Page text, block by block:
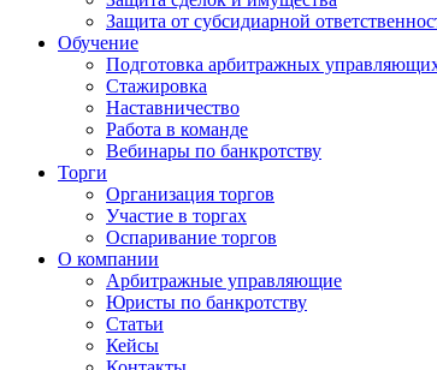
Защита от субсидиарной
Обучение
Подготовка арбитражных
Стажировка
Наставничество
Работа в команде
Вебинары по банкротству
Торги
Организация торгов
Участие в торгах
Оспаривание торгов
О компании
Арбитражные управляющие
Юристы по банкротству
Статьи
Кейсы